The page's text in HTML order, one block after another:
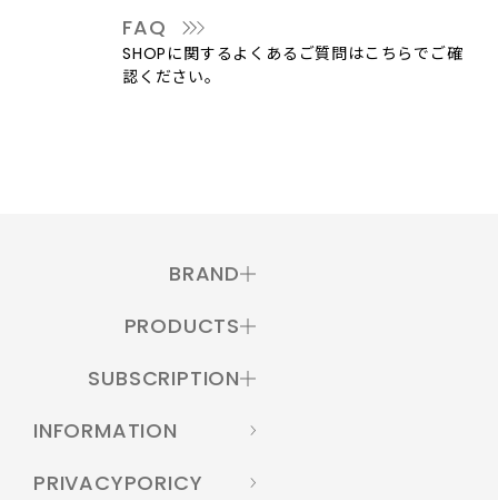
FAQ
SHOPに関するよくあるご質問はこちらでご確
認ください。
BRAND
PRODUCTS
SUBSCRIPTION
INFORMATION
PRIVACYPORICY